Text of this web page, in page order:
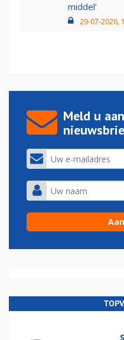
middel’
29-07-2026,
Meld u